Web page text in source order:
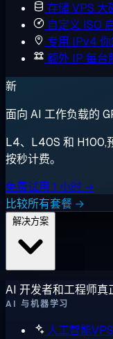
存储 VPS 大
自定义 ISO
专用 IPv4
额外 IP 每台
新
面向 AI 工作负载的
L4、L40S 和 H100,
按秒计费。
免费试用 1 小时 →
比较所有套餐 →
AI 开发者和工程师真
AI 与机器学习
人工智能VPS